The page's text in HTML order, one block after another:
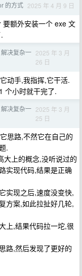
的方式 2025 年 4 月 9 日
额外安装一个 exe 文
决复杂一 2025 年 3 月
26 日
动手,我指挥,它干活.
个小时就干完了.
决复杂一 2025 年 3 月
25 日
思路,不然它在自己的
.
大上的概念,没听说过的
实现代码,结果是正确
实现之后,速度没变快,
方案,如此拉扯好几轮,
上,结果代码拉一坨,很
路,然后发现了更好的